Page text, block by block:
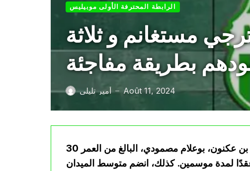
الرابطة المحترفة الأولى موبيليس
مستغانم و ثلاثة
بطريقة مفاجئة
أمير تليلي — Août 11, 2024
إنضم المدافع السابق لمولودية الجزائر ونجم بن عكنون، بوعلام مصمودي، البالغ من العمر 30
لمدة موسمين. كذلك، انضم متوسط الميدان